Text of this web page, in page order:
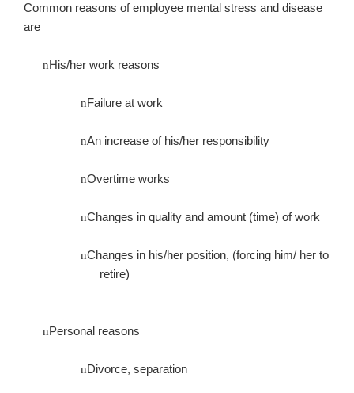
Common reasons of employee mental stress and disease
are
nHis/her work reasons
nFailure at work
nAn increase of his/her responsibility
nOvertime works
nChanges in quality and amount (time) of work
nChanges in his/her position, (forcing him/ her to
retire)
nPersonal reasons
nDivorce, separation